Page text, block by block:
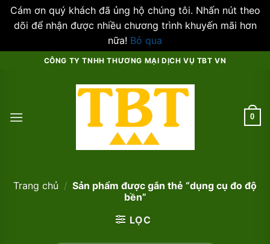
Cám ơn quý khách đã ủng hộ chúng tôi. Nhấn nút theo
dõi để nhận được nhiều chương trình khuyến mãi hơn
nữa! Bỏ qua
CÔNG TY TNHH THƯƠNG MẠI DỊCH VỤ TBT VN
0
Trang chủ / Sản phẩm được gắn thẻ “dụng cụ đo độ
bền”
LỌC